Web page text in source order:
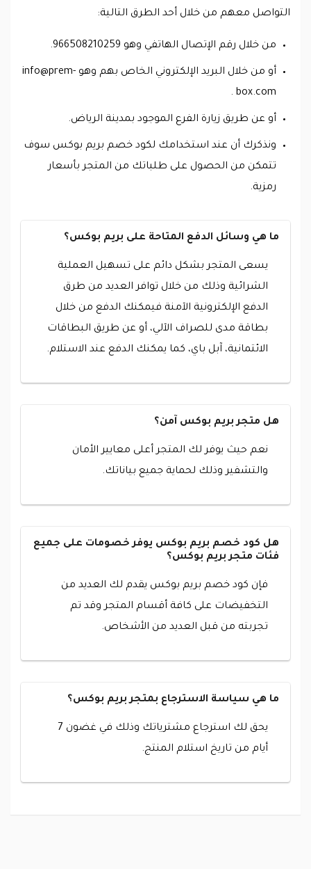
التواصل معهم من خلال أحد الطرق التالية:
من خلال رقم الإتصال الهاتفي وهو 966508210259.
أو من خلال البريد الإلكتروني الخاص بهم وهو info@prem-
box.com
.
أو عن طريق زيارة الفرع الموجود بمدينة الرياض.
ونذكرك أن عند استخدامك لكود خصم بريم بوكس سوف
تتمكن من الحصول على طلباتك من المتجر بأسعار
رمزية.
ما هي وسائل الدفع المتاحة على بريم بوكس؟
يسعى المتجر بشكل دائم على تسهيل العملية
الشرائية وذلك من خلال توافر العديد من طرق
الدفع الإلكترونية الآمنة فيمكنك الدفع من خلال
بطاقة مدى للصراف الآلي، أو عن طريق البطاقات
الائتمانية، آبل باي، كما يمكنك الدفع عند الاستلام.
هل متجر بريم بوكس آمن؟
نعم حيث يوفر لك المتجر أعلى معايير الأمان
والتشفير وذلك لحماية جميع بياناتك.
هل كود خصم بريم بوكس يوفر خصومات على جميع
فئات متجر بريم بوكس؟
فإن كود خصم بريم بوكس يقدم لك العديد من
التخفيضات على كافة أقسام المتجر وقد تم
تجربته من قبل العديد من الأشخاص.
ما هي سياسة الاسترجاع بمتجر بريم بوكس؟
يحق لك استرجاع مشترياتك وذلك في غضون 7
أيام من تاريخ استلام المنتج.